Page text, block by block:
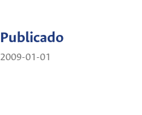
Publicado
2009-01-01